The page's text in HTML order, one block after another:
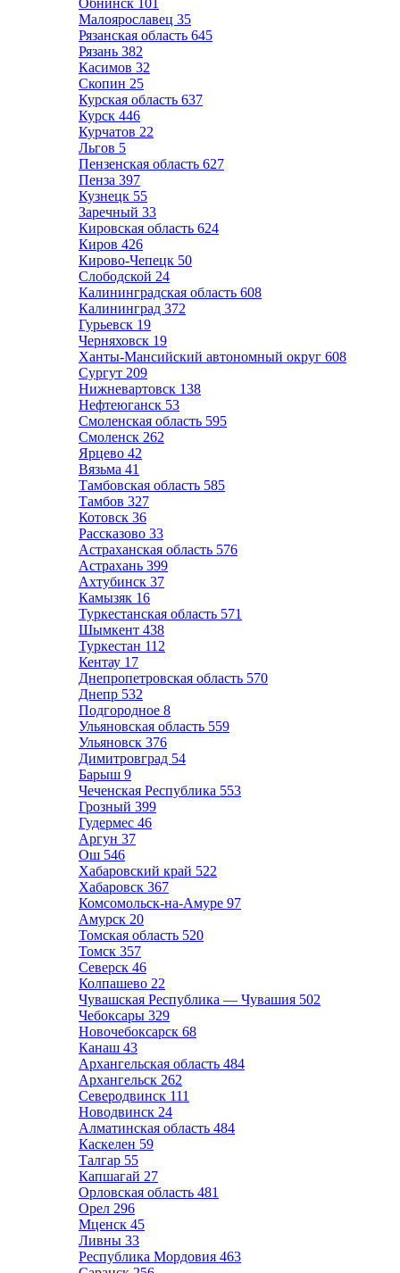
Обнинск 101
Малоярославец 35
Рязанская область 645
Рязань 382
Касимов 32
Скопин 25
Курская область 637
Курск 446
Курчатов 22
Льгов 5
Пензенская область 627
Пенза 397
Кузнецк 55
Заречный 33
Кировская область 624
Киров 426
Кирово-Чепецк 50
Слободской 24
Калининградская область 608
Калининград 372
Гурьевск 19
Черняховск 19
Ханты-Мансийский автономный округ 608
Сургут 209
Нижневартовск 138
Нефтеюганск 53
Смоленская область 595
Смоленск 262
Ярцево 42
Вязьма 41
Тамбовская область 585
Тамбов 327
Котовск 36
Рассказово 33
Астраханская область 576
Астрахань 399
Ахтубинск 37
Камызяк 16
Туркестанская область 571
Шымкент 438
Туркестан 112
Кентау 17
Днепропетровская область 570
Днепр 532
Подгородное 8
Ульяновская область 559
Ульяновск 376
Димитровград 54
Барыш 9
Чеченская Республика 553
Грозный 399
Гудермес 46
Аргун 37
Ош 546
Хабаровский край 522
Хабаровск 367
Комсомольск-на-Амуре 97
Амурск 20
Томская область 520
Томск 357
Северск 46
Колпашево 22
Чувашская Республика — Чувашия 502
Чебоксары 329
Новочебоксарск 68
Канаш 43
Архангельская область 484
Архангельск 262
Северодвинск 111
Новодвинск 24
Алматинская область 484
Каскелен 59
Талгар 55
Капшагай 27
Орловская область 481
Орел 296
Мценск 45
Ливны 33
Республика Мордовия 463